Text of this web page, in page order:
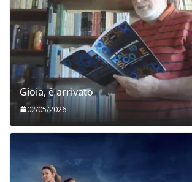
Gioia, è arrivato
02/05/2026